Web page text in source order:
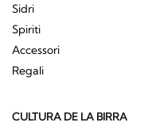
Sidri
Spiriti
Accessori
Regali
CULTURA DE LA BIRRA